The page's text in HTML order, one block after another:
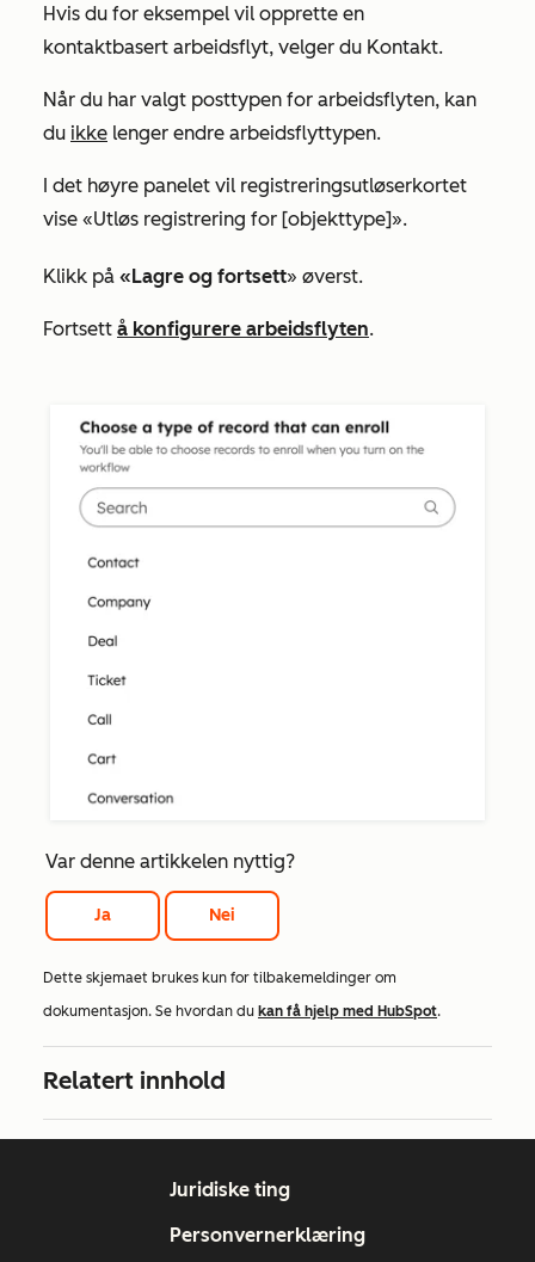
Hvis du for eksempel vil opprette en
kontaktbasert arbeidsflyt, velger du Kontakt.
Når du har valgt posttypen for arbeidsflyten, kan
du ikke lenger endre arbeidsflyttypen.
I det høyre panelet vil registreringsutløserkortet
vise «Utløs registrering for [objekttype]».
Klikk på «Lagre og fortsett» øverst.
Fortsett å konfigurere arbeidsflyten.
Var denne artikkelen nyttig?
Ja Nei
Dette skjemaet brukes kun for tilbakemeldinger om
dokumentasjon. Se hvordan du kan få hjelp med HubSpot.
Relatert innhold
Juridiske ting
Personvernerklæring